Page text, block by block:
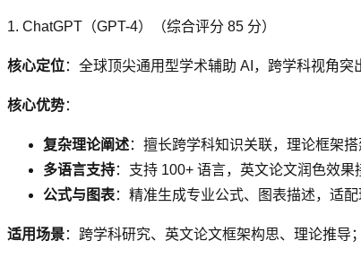
1. ChatGPT（GPT-4）（综合评分 85 分）
核心定位：全球顶尖通用型学术辅助 AI，跨学科视角突
核心优势：
复杂理论阐述：擅长跨学科知识关联，理论框架
多语言支持：支持 100+ 语言，英文论文润色效果
公式与图表：精准生成专业公式、图表描述，适
适用场景：跨学科研究、英文论文框架构思、理论推导